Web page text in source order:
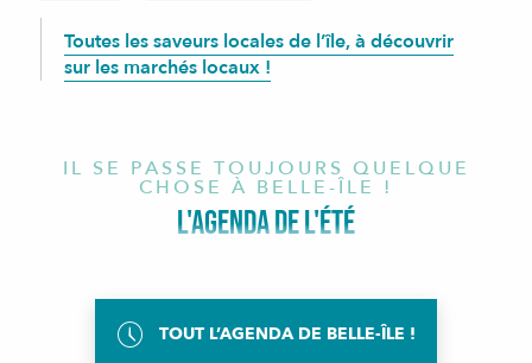
Toutes les saveurs locales de l’île, à découvrir
sur les marchés locaux !
IL SE PASSE TOUJOURS QUELQUE
CHOSE À BELLE-ÎLE !
L'AGENDA DE L'ÉTÉ
TOUT L’AGENDA DE BELLE-ÎLE !